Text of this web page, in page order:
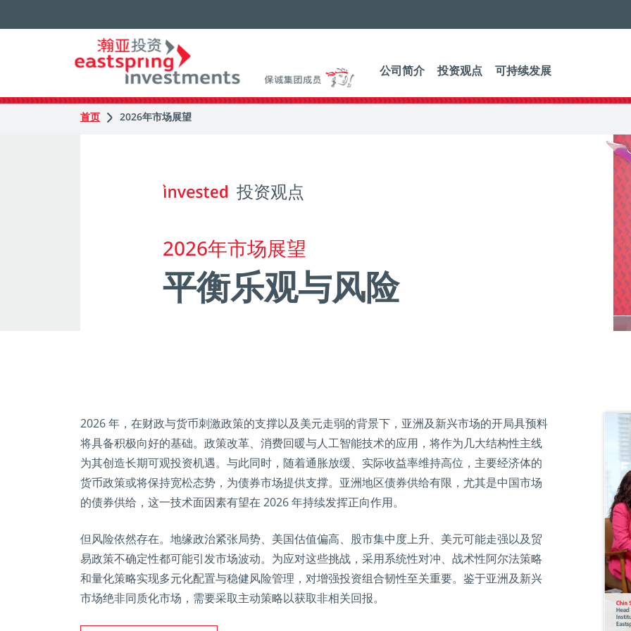
公司简介 投资观点 可持续发展
首页 2026年市场展望
投资观点
2026年市场展望
平衡乐观与风险
2026 年，在财政与货币刺激政策的支撑以及美元走弱的背景下，亚洲及新兴市场的开局具预料
将具备积极向好的基础。政策改革、消费回暖与人工智能技术的应用，将作为几大结构性主线
为其创造长期可观投资机遇。与此同时，随着通胀放缓、实际收益率维持高位，主要经济体的
货币政策或将保持宽松态势，为债券市场提供支撑。亚洲地区债券供给有限，尤其是中国市场
的债券供给，这一技术面因素有望在 2026 年持续发挥正向作用。
但风险依然存在。地缘政治紧张局势、美国估值偏高、股市集中度上升、美元可能走强以及贸
易政策不确定性都可能引发市场波动。为应对这些挑战，采用系统性对冲、战术性阿尔法策略
和量化策略实现多元化配置与稳健风险管理，对增强投资组合韧性至关重要。鉴于亚洲及新兴
市场绝非同质化市场，需要采取主动策略以获取非相关回报。